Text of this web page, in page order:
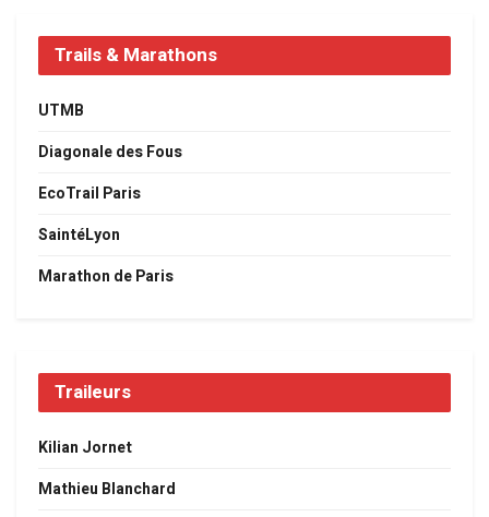
Trails & Marathons
UTMB
Diagonale des Fous
EcoTrail Paris
SaintéLyon
Marathon de Paris
Traileurs
Kilian Jornet
Mathieu Blanchard